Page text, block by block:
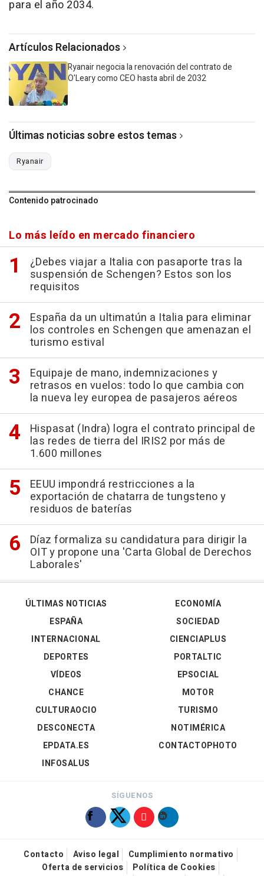
para el año 2034.
Artículos Relacionados
Ryanair negocia la renovación del contrato de
O'Leary como CEO hasta abril de 2032
Últimas noticias sobre estos temas
Ryanair
Contenido patrocinado
Lo más leído en mercado financiero
¿Debes viajar a Italia con pasaporte tras la
suspensión de Schengen? Estos son los
requisitos
España da un ultimatún a Italia para eliminar
los controles en Schengen que amenazan el
turismo estival
Equipaje de mano, indemnizaciones y
retrasos en vuelos: todo lo que cambia con
la nueva ley europea de pasajeros aéreos
Hispasat (Indra) logra el contrato principal de
las redes de tierra del IRIS2 por más de
1.600 millones
EEUU impondrá restricciones a la
exportación de chatarra de tungsteno y
residuos de baterías
Díaz formaliza su candidatura para dirigir la
OIT y propone una 'Carta Global de Derechos
Laborales'
ÚLTIMAS NOTICIAS
ESPAÑA
INTERNACIONAL
DEPORTES
VÍDEOS
ECONOMÍA
SOCIEDAD
CIENCIAPLUS
PORTALTIC
EPSOCIAL
CHANCE
CULTURAOCIO
DESCONECTA
EPDATA.ES
INFOSALUS
MOTOR
TURISMO
NOTIMÉRICA
CONTACTOPHOTO
SÍGUENOS
Contacto Aviso legal
Cumplimiento normativo
Oferta de servicios
Política de Cookies